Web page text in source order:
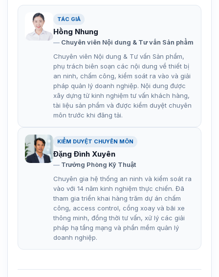
TÁC GIẢ
Hồng Nhung
Chuyên viên Nội dung & Tư vấn Sản phẩm
Chuyên viên Nội dung & Tư vấn Sản phẩm,
phụ trách biên soạn các nội dung về thiết bị
an ninh, chấm công, kiểm soát ra vào và giải
pháp quản lý doanh nghiệp. Nội dung được
xây dựng từ kinh nghiệm tư vấn khách hàng,
tài liệu sản phẩm và được kiểm duyệt chuyên
môn trước khi đăng tải.
KIỂM DUYỆT CHUYÊN MÔN
Đặng Đình Xuyên
Trưởng Phòng Kỹ Thuật
Chuyên gia hệ thống an ninh và kiểm soát ra
vào với 14 năm kinh nghiệm thực chiến. Đã
tham gia triển khai hàng trăm dự án chấm
công, access control, cổng xoay và bãi xe
thông minh, đồng thời tư vấn, xử lý các giải
pháp hạ tầng mạng và phần mềm quản lý
doanh nghiệp.